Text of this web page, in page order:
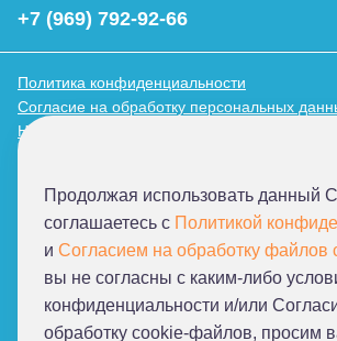
+7 (969) 792-92-66
Политика конфиденциальности
Согласие на обработку персональных
Нормативные документы
От создателей проекта
«Я слышу
Продолжая использовать данный
соглашаетесь с Политикой
и Согласием на обработку файлов
вы не согласны с каким-либо
конфиденциальности и/или
обработку cookie-файлов, просим